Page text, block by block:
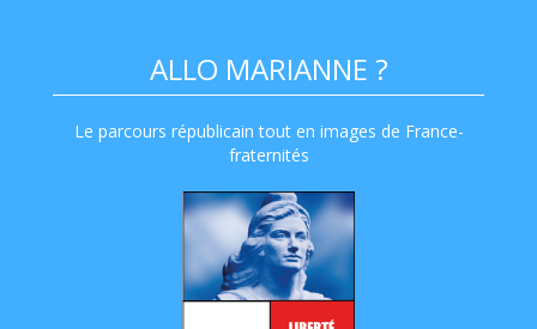
ALLO MARIANNE ?
Le parcours républicain tout en images de France-
fraternités